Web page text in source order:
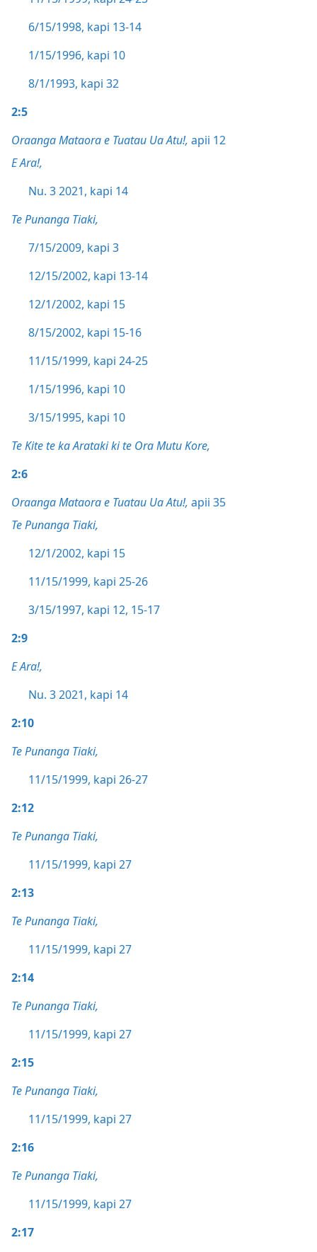
6/15/1998, kapi 13-14
1/15/1996, kapi 10
8/1/1993, kapi 32
2:5
Oraanga Mataora e Tuatau Ua Atu!, apii 12
E Ara!,
Nu. 3 2021, kapi 14
Te Punanga Tiaki,
7/15/2009, kapi 3
12/15/2002, kapi 13-14
12/1/2002, kapi 15
8/15/2002, kapi 15-16
11/15/1999, kapi 24-25
1/15/1996, kapi 10
3/15/1995, kapi 10
Te Kite te ka Arataki ki te Ora Mutu Kore,
2:6
Oraanga Mataora e Tuatau Ua Atu!, apii 35
Te Punanga Tiaki,
12/1/2002, kapi 15
11/15/1999, kapi 25-26
3/15/1997, kapi 12, 15-17
2:9
E Ara!,
Nu. 3 2021, kapi 14
2:10
Te Punanga Tiaki,
11/15/1999, kapi 26-27
2:12
Te Punanga Tiaki,
11/15/1999, kapi 27
2:13
Te Punanga Tiaki,
11/15/1999, kapi 27
2:14
Te Punanga Tiaki,
11/15/1999, kapi 27
2:15
Te Punanga Tiaki,
11/15/1999, kapi 27
2:16
Te Punanga Tiaki,
11/15/1999, kapi 27
2:17